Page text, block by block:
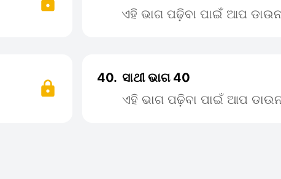
ଏହି ଭାଗ ପଢ଼ିବା ପାଇଁ ଆପ
40. ସାଥୀ ଭାଗ 40
ଏହି ଭାଗ ପଢ଼ିବା ପାଇଁ ଆପ